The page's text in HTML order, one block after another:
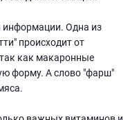
информации. Одна из
происходит от
как макаронные
форму. А слово "фарш"